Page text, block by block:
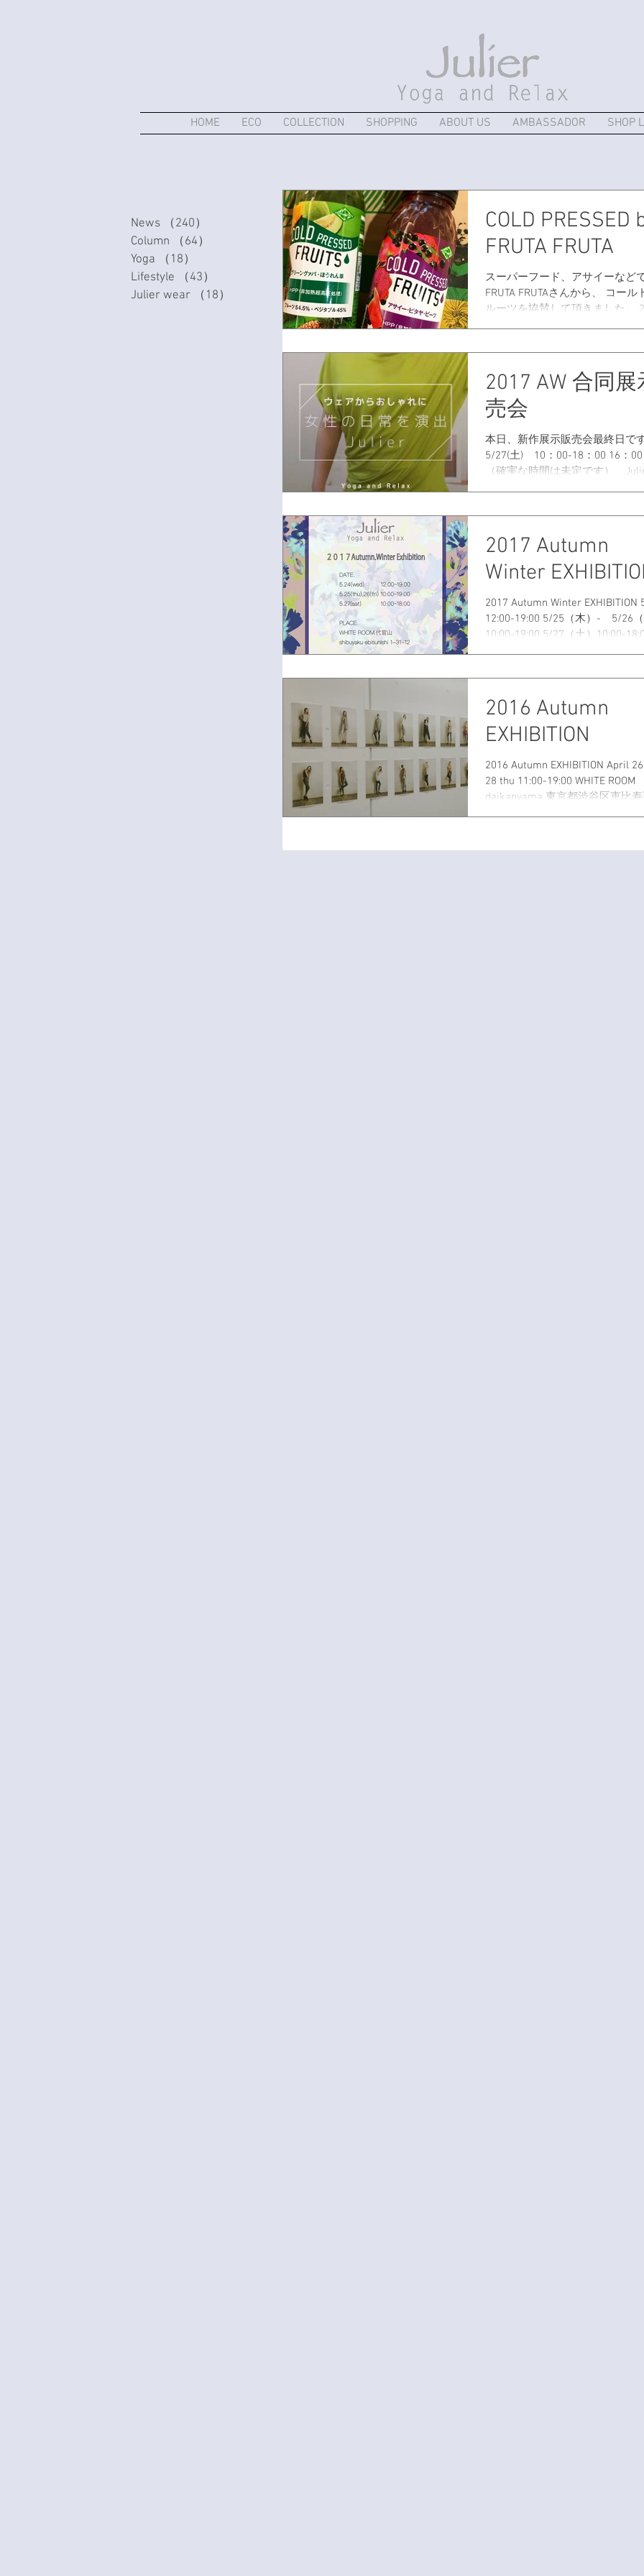
HOME ECO COLLECTION SHOPPING ABOUT US AMBASSADOR SHOP
News （240）
Column
（64）
Yoga
（18）
Lifestyle
（43）
Julier wear
（18） 18件の記事
COLD PRESSED
FRUTA FRUTA
スーパーフード、アサイーなど
FRUTA FRUTAさんから、 コール
ルーツを協賛して頂きました。
10:00-19:00...
2017 AW 合同展
売会
本日、新作展示販売会最終日です
5/27(土) 10：00-18：00 16：00
（確実な時間は未定です）
EXHIBITION...
2017 Autumn
Winter
2017 Autumn Winter EXHIBITION
12:00-19:00 5/25（木）- 5/26（
10:00-19:00 5/27（土）10:00-
2016 Autumn
EXHIBITION
2016 Autumn EXHIBITION April
28 thu 11:00-19:00 WHITE ROOM
daikanyama 東京都渋谷区恵比寿